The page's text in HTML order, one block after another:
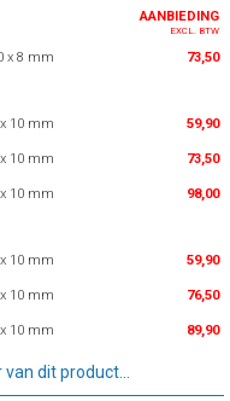
AANBIEDING
EXCL. BTW
x 8 mm 73,50
10 mm 59,90
10 mm 73,50
10 mm 98,00
10 mm 59,90
10 mm 76,50
10 mm 89,90
dit product...